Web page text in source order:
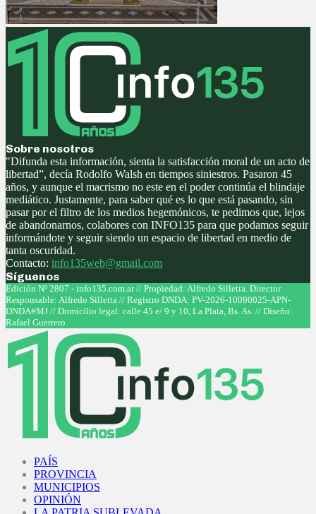
Sobre nosotros
"Difunda esta información, sienta la satisfacción moral de un acto de
libertad”, decía Rodolfo Walsh en tiempos siniestros. Pasaron 45
años, y aunque el macrismo no este en el poder continúa el blindaje
mediático. Justamente, para saber qué es lo que está pasando, sin
pasar por el filtro de los medios hegemónicos, te pedimos que, lejos
de abandonarnos, colabores con INFO135 para que podamos seguir
informándote y seguir siendo un espacio de libertad en medio de
tanta oscuridad.
Contacto: info135web@gmail.com
Síguenos
Facebook
Twitter
Instagram
Youtube
Edición Nº 2807 - info135.com.ar // Propiedad: Alfredo Silletta. Director
Responsable: Alfredo Silletta // Registro DNDA: PV-2026-10090025-APN-
DNDA#MJ // Domicilio legal: calle 45 e/ 9 y 10, La Plata, Bs. As. // Diseño:
Rafael Guerrero
PAÍS
PROVINCIA
MUNICIPIOS
OPINIÓN